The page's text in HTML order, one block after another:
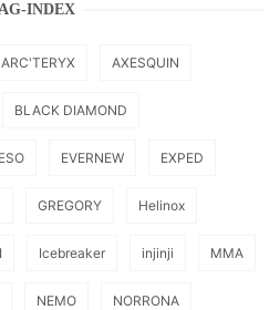
INDEX
ARC'TERYX AXESQUIN
BLACK DIAMOND
EVERNEW EXPED
GREGORY Helinox
Icebreaker injinji MMA
NEMO NORRONA